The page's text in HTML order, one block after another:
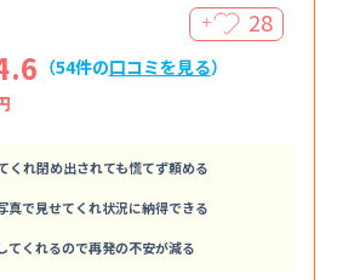
＋ 28
（54件の口コミを見る）
くれ閉め出されても慌てず頼める
真で見せてくれ状況に納得できる
てくれるので再発の不安が減る